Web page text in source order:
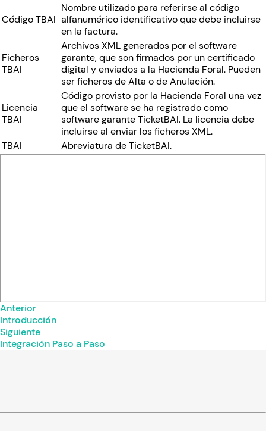
Código TBAI
Nombre utilizado para referirse al código
alfanumérico identificativo que debe incluirse
en la factura.
Ficheros
TBAI
Archivos XML generados por el software
garante, que son firmados por un certificado
digital y enviados a la Hacienda Foral. Pueden
ser ficheros de Alta o de Anulación.
Licencia
TBAI
Código provisto por la Hacienda Foral una vez
que el software se ha registrado como
software garante TicketBAI. La licencia debe
incluirse al enviar los ficheros XML.
TBAI
Abreviatura de TicketBAI.
Anterior
Introducción
Siguiente
Integración Paso a Paso